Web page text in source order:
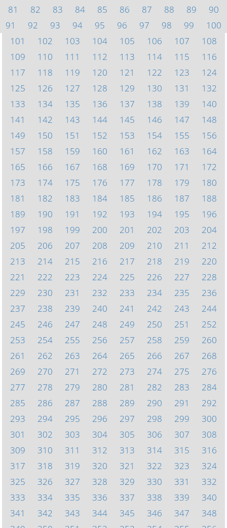
81
82 83 84 85 86 87 88 89
90
91
92 93 94 95 96 97 98 99
100
101
102 103 104 105 106 107
108
109
110 111 112 113 114 115
116
117
118 119 120 121 122 123
124
125
126 127 128 129 130 131
132
133
134 135 136 137 138 139
140
141
142 143 144 145 146 147
148
149
150 151 152 153 154 155
156
157
158 159 160 161 162 163
164
165
166 167 168 169 170 171
172
173
174 175 176 177 178 179
180
181
182 183 184 185 186 187
188
189
190 191 192 193 194 195
196
197
198 199 200 201 202 203
204
205
206 207 208 209 210 211
212
213
214 215 216 217 218 219
220
221
222 223 224 225 226 227
228
229
230 231 232 233 234 235
236
237
238 239 240 241 242 243
244
245
246 247 248 249 250 251
252
253
254 255 256 257 258 259
260
261
262 263 264 265 266 267
268
269
270 271 272 273 274 275
276
277
278 279 280 281 282 283
284
285
286 287 288 289 290 291
292
293
294 295 296 297 298 299
300
301
302 303 304 305 306 307
308
309
310 311 312 313 314 315
316
317
318 319 320 321 322 323
324
325
326 327 328 329 330 331
332
333
334 335 336 337 338 339
340
341
342 343 344 345 346 347
348